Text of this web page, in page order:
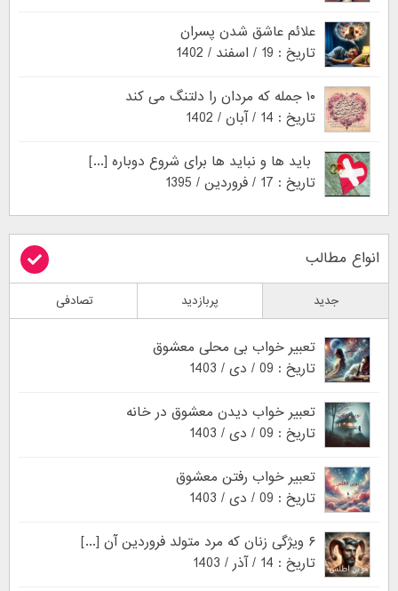
علائم عاشق شدن پسران
تاریخ : 19 / اسفند / 1402
۱۰ جمله که مردان را دلتنگ می کند
تاریخ : 14 / آبان / 1402
باید ها و نباید ها برای شروع دوباره [...]
تاریخ : 17 / فروردین / 1395
انواع مطالب
جدید پربازدید تصادفی
تعبیر خواب بی محلی معشوق
تاریخ : 09 / دی / 1403
تعبیر خواب دیدن معشوق در خانه
تاریخ : 09 / دی / 1403
تعبیر خواب رفتن معشوق
تاریخ : 09 / دی / 1403
۶ ویژگی زنان که مرد متولد فروردین آن [...]
تاریخ : 14 / آذر / 1403